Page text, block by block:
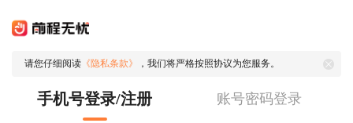
请您仔细阅读 《隐私条款》 ，我们将严格按照协议为您服务。
手机号登录/注册 账号密码登录